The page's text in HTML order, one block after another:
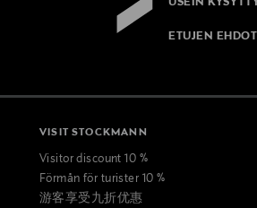
USEIN
ETUJEN EHDOT
VISIT STOCKMANN
Visitor discount 10 %
Förmån för turister 10 %
游客享受九折优惠